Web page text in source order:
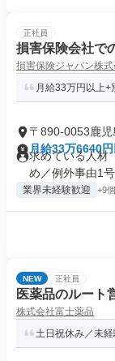
正社員
損害保険会社で
損害保険ジャパン株式
月給33万円以上
〒890-0053鹿
月給33万6640
求めている人材
め／例外事由1号
業界未経験歓迎 +9個
NEW 正社員
医薬品のルート
株式会社富士薬品
土日祝休み／未